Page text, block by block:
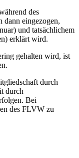
des
dann eingezogen,
und tatsächlichem
erklärt wird.
gehalten wird, ist
durch
durch
Bei
des FLVW zu